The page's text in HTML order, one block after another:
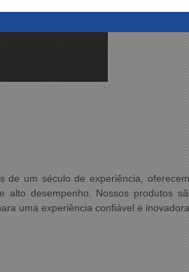
um século de experiência,
alto desempenho. Nossos produtos
uma experiência confiável e